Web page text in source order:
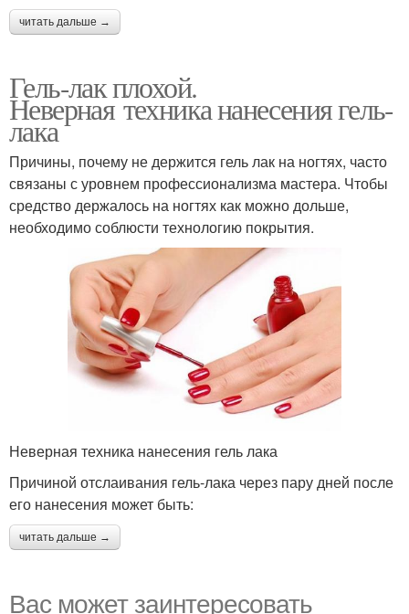
читать дальше →
Гель-лак плохой.
Неверная техника нанесения гель-
лака
Причины, почему не держится гель лак на ногтях, часто
связаны с уровнем профессионализма мастера. Чтобы
средство держалось на ногтях как можно дольше,
необходимо соблюсти технологию покрытия.
Неверная техника нанесения гель лака
Причиной отслаивания гель-лака через пару дней после
его нанесения может быть:
читать дальше →
Вас может заинтересовать